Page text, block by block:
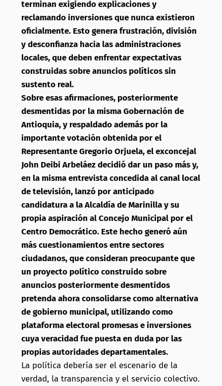
terminan exigiendo explicaciones y
reclamando inversiones que nunca existieron
oficialmente. Esto genera frustración, división
y desconfianza hacia las administraciones
locales, que deben enfrentar expectativas
construidas sobre anuncios políticos sin
sustento real.
Sobre esas afirmaciones, posteriormente
desmentidas por la misma Gobernación de
Antioquia, y respaldado además por la
importante votación obtenida por el
Representante Gregorio Orjuela, el exconcejal
John Deibi Arbeláez decidió dar un paso más y,
en la misma entrevista concedida al canal local
de televisión, lanzó por anticipado
candidatura a la Alcaldía de Marinilla y su
propia aspiración al Concejo Municipal por el
Centro Democrático. Este hecho generó aún
más cuestionamientos entre sectores
ciudadanos, que consideran preocupante que
un proyecto político construido sobre
anuncios posteriormente desmentidos
pretenda ahora consolidarse como alternativa
de gobierno municipal, utilizando como
plataforma electoral promesas e inversiones
cuya veracidad fue puesta en duda por las
propias autoridades departamentales.
La política debería ser el escenario de la
verdad, la transparencia y el servicio colectivo.